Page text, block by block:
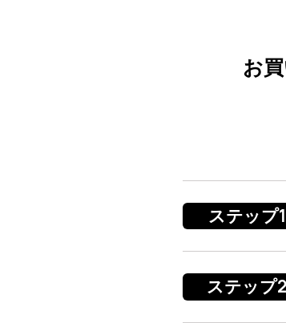
お
ステップ1
ステップ2